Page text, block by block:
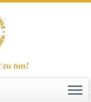
zu tun!